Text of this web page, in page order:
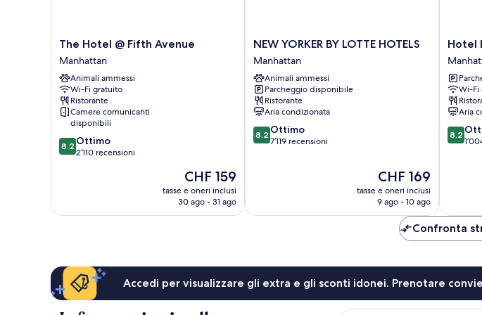
The
Hotel
@
Fifth
Avenue
Manhattan
The Hotel @ Fifth Avenue
Manhattan
Animali ammessi
Wi-Fi gratuito
Ristorante
Camere comunicanti
disponibili
8.2
su
8.2 Ottimo
2’110 recensioni
Il
prezzo
attuale
CHF 159
tasse e oneri inclusi
30 ago - 31 ago
NEW
YORKER
BY
LOTTE
HOTELS
Manhattan
NEW YORKER BY LOTTE HOTELS
Manhattan
Animali ammessi
Parcheggio disponibile
Ristorante
Aria condizionata
8.2
su
8.2 Ottimo
7’119 recensioni
Il
prezzo
attuale
CHF 169
CHF 169
tasse e oneri inclusi
9 ago - 10 ago
Hotel
Henri
NY
Hotel
Wi-Fi
Aria
8.2
su
8.2
Confronta
Accedi per visualizzare gli extra e gli sconti idonei. Prenotare